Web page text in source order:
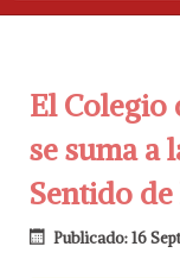
El Colegio
se suma a
Sentido de
Publicado: 16